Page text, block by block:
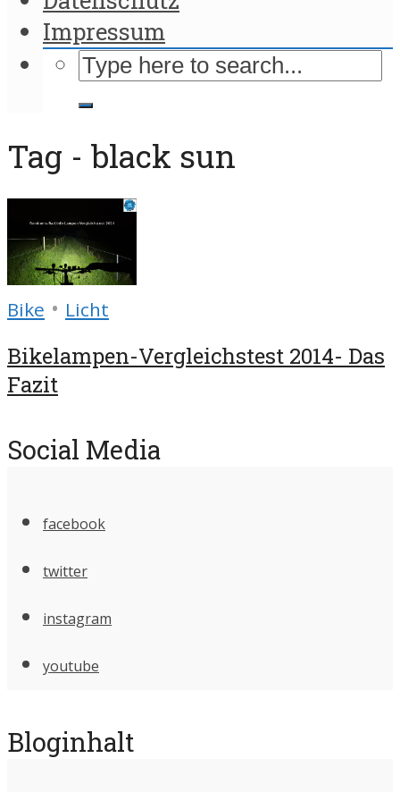
Impressum
Tag - black sun
Bike • Licht
Bikelampen-Vergleichstest 2014- Das
Fazit
Social Media
facebook
twitter
instagram
youtube
Bloginhalt